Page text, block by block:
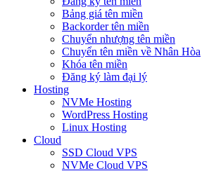
Bảng giá tên miền
Backorder tên miền
Chuyển nhượng tên miền
Chuyển tên miền về Nhân Hòa
Khóa tên miền
Đăng ký làm đại lý
Hosting
NVMe Hosting
WordPress Hosting
Linux Hosting
Cloud
SSD Cloud VPS
NVMe Cloud VPS